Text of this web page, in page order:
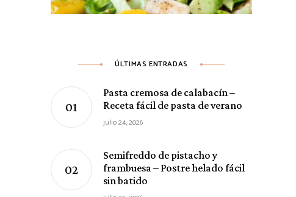
ÚLTIMAS ENTRADAS
Pasta cremosa de calabacín –
Receta fácil de pasta de verano
julio 24, 2026
Semifreddo de pistacho y
frambuesa – Postre helado fácil
sin batido